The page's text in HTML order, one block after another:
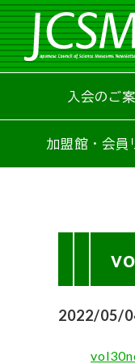
入会のご
加盟館・会員
2022/05/